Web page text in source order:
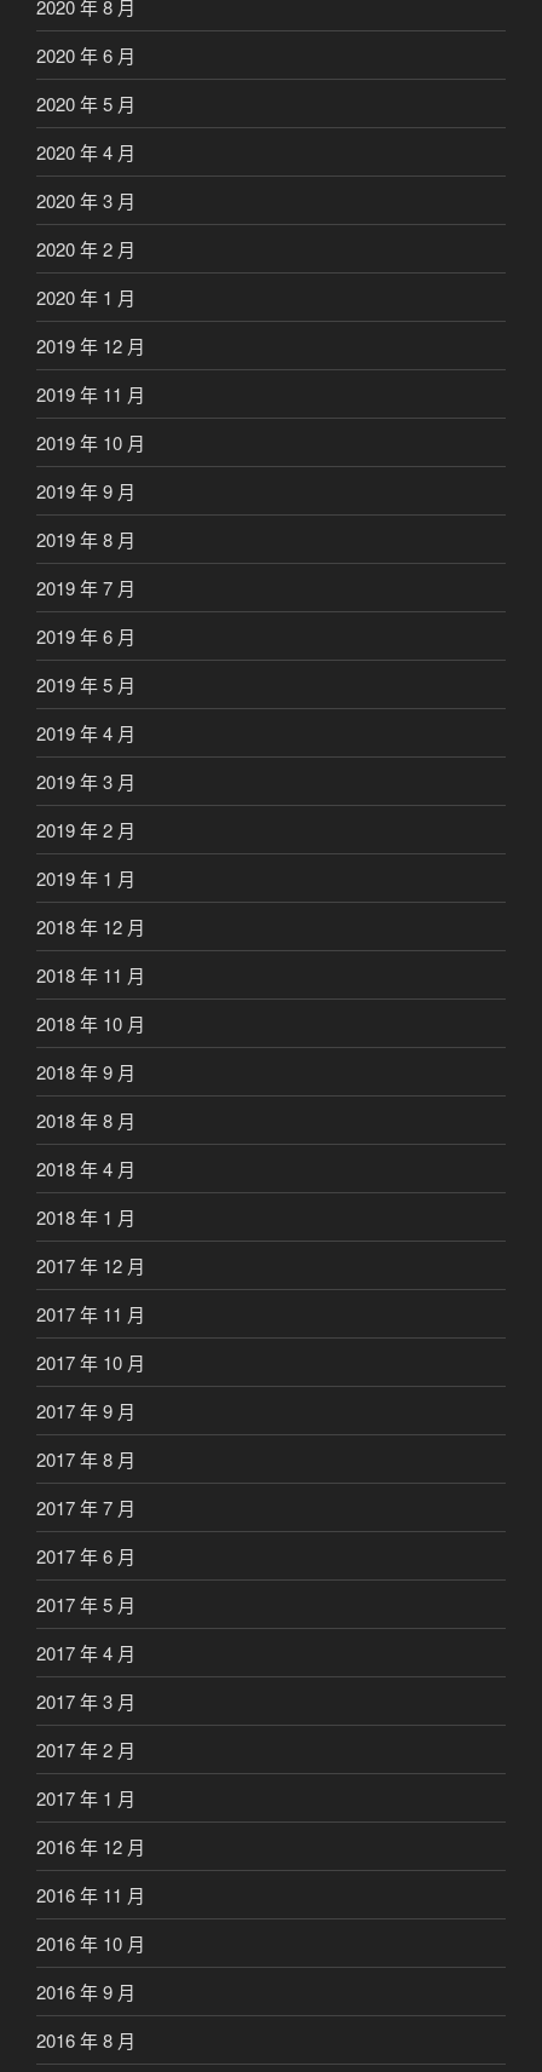
2020 年 8 月
2020 年 6 月
2020 年 5 月
2020 年 4 月
2020 年 3 月
2020 年 2 月
2020 年 1 月
2019 年 12 月
2019 年 11 月
2019 年 10 月
2019 年 9 月
2019 年 8 月
2019 年 7 月
2019 年 6 月
2019 年 5 月
2019 年 4 月
2019 年 3 月
2019 年 2 月
2019 年 1 月
2018 年 12 月
2018 年 11 月
2018 年 10 月
2018 年 9 月
2018 年 8 月
2018 年 4 月
2018 年 1 月
2017 年 12 月
2017 年 11 月
2017 年 10 月
2017 年 9 月
2017 年 8 月
2017 年 7 月
2017 年 6 月
2017 年 5 月
2017 年 4 月
2017 年 3 月
2017 年 2 月
2017 年 1 月
2016 年 12 月
2016 年 11 月
2016 年 10 月
2016 年 9 月
2016 年 8 月